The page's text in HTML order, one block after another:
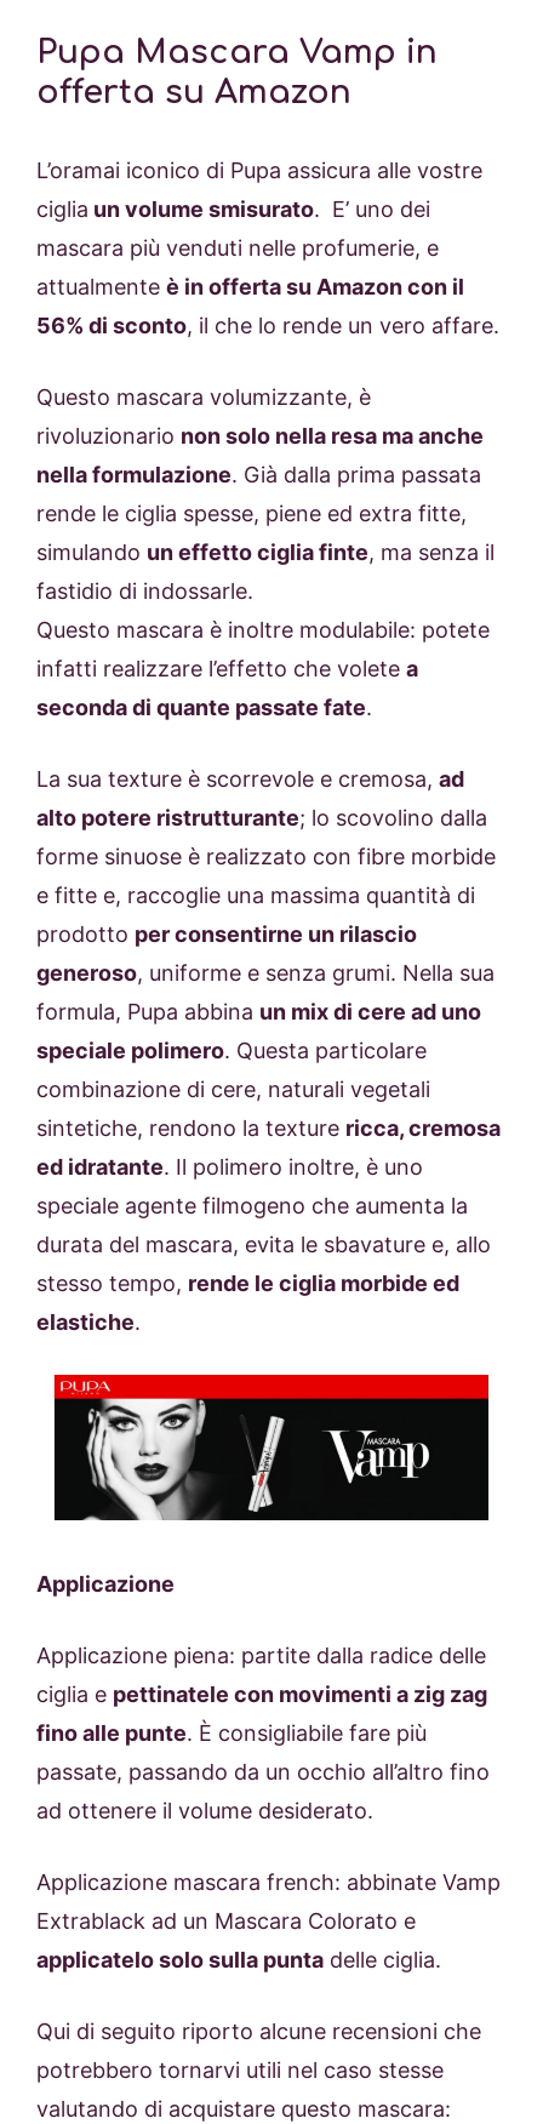
Pupa Mascara Vamp in
offerta su Amazon
L’oramai iconico di Pupa assicura alle vostre
ciglia un volume smisurato. E’ uno dei
mascara più venduti nelle profumerie, e
attualmente è in offerta su Amazon con il
56% di sconto, il che lo rende un vero affare.
Questo mascara volumizzante, è
rivoluzionario non solo nella resa ma anche
nella formulazione. Già dalla prima passata
rende le ciglia spesse, piene ed extra fitte,
simulando un effetto ciglia finte, ma senza il
fastidio di indossarle.
Questo mascara è inoltre modulabile: potete
infatti realizzare l’effetto che volete a
seconda di quante passate fate.
La sua texture è scorrevole e cremosa, ad
alto potere ristrutturante; lo scovolino dalla
forme sinuose è realizzato con fibre morbide
e fitte e, raccoglie una massima quantità di
prodotto per consentirne un rilascio
generoso, uniforme e senza grumi. Nella sua
formula, Pupa abbina un mix di cere ad uno
speciale polimero. Questa particolare
combinazione di cere, naturali vegetali
sintetiche, rendono la texture ricca, cremosa
ed idratante. Il polimero inoltre, è uno
speciale agente filmogeno che aumenta la
durata del mascara, evita le sbavature e, allo
stesso tempo, rende le ciglia morbide ed
elastiche.
Applicazione
Applicazione piena: partite dalla radice delle
ciglia e pettinatele con movimenti a zig zag
fino alle punte. È consigliabile fare più
passate, passando da un occhio all’altro fino
ad ottenere il volume desiderato.
Applicazione mascara french: abbinate Vamp
Extrablack ad un Mascara Colorato e
applicatelo solo sulla punta delle ciglia.
Qui di seguito riporto alcune recensioni che
potrebbero tornarvi utili nel caso stesse
valutando di acquistare questo mascara: